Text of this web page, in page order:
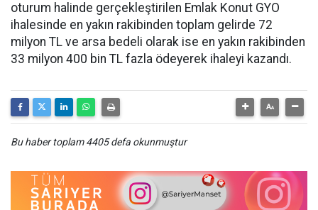
oturum halinde gerçekleştirilen Emlak Konut GYO
ihalesinde en yakın rakibinden toplam gelirde 72
milyon TL ve arsa bedeli olarak ise en yakın rakibinden
33 milyon 400 bin TL fazla ödeyerek ihaleyi kazandı.
Bu haber toplam 4405 defa okunmuştur